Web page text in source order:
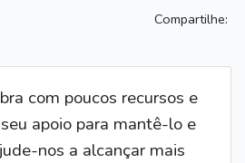
Compartilhe:
com poucos recursos e
apoio para mantê-lo e
nos a alcançar mais